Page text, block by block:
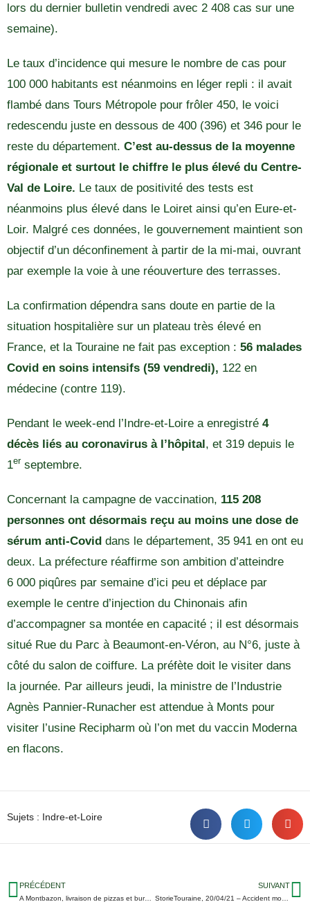
lors du dernier bulletin vendredi avec 2 408 cas sur une
semaine).
Le taux d’incidence qui mesure le nombre de cas pour
100 000 habitants est néanmoins en léger repli : il avait
flambé dans Tours Métropole pour frôler 450, le voici
redescendu juste en dessous de 400 (396) et 346 pour le
reste du département. C’est au-dessus de la moyenne
régionale et surtout le chiffre le plus élevé du Centre-
Val de Loire. Le taux de positivité des tests est
néanmoins plus élevé dans le Loiret ainsi qu’en Eure-et-
Loir. Malgré ces données, le gouvernement maintient son
objectif d’un déconfinement à partir de la mi-mai, ouvrant
par exemple la voie à une réouverture des terrasses.
La confirmation dépendra sans doute en partie de la
situation hospitalière sur un plateau très élevé en
France, et la Touraine ne fait pas exception : 56 malades
Covid en soins intensifs (59 vendredi), 122 en
médecine (contre 119).
Pendant le week-end l’Indre-et-Loire a enregistré 4
décès liés au coronavirus à l’hôpital, et 319 depuis le
1er septembre.
Concernant la campagne de vaccination, 115 208
personnes ont désormais reçu au moins une dose de
sérum anti-Covid dans le département, 35 941 en ont eu
deux. La préfecture réaffirme son ambition d’atteindre
6 000 piqûres par semaine d’ici peu et déplace par
exemple le centre d’injection du Chinonais afin
d’accompagner sa montée en capacité ; il est désormais
situé Rue du Parc à Beaumont-en-Véron, au N°6, juste à
côté du salon de coiffure. La préfète doit le visiter dans
la journée. Par ailleurs jeudi, la ministre de l’Industrie
Agnès Pannier-Runacher est attendue à Monts pour
visiter l’usine Recipharm où l’on met du vaccin Moderna
en flacons.
Sujets : Indre-et-Loire
PRÉCÉDENT
A Montbazon, livraison de pizzas et burgers par un lapin en quad
SUIVANT
StorieTouraine, 20/04/21 – Accident mortel à Azay-sur-Indre ; Tours 22e ville amie des chiens ; 2 boulangers impressionnent le jury d’M6…